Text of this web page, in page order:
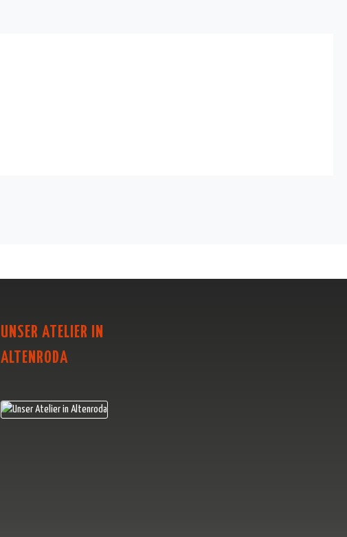
UNSER ATELIER IN
ALTENRODA